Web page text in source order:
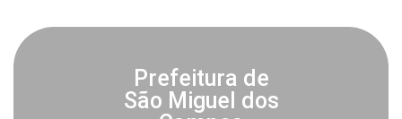
Prefeitura de
São Miguel dos